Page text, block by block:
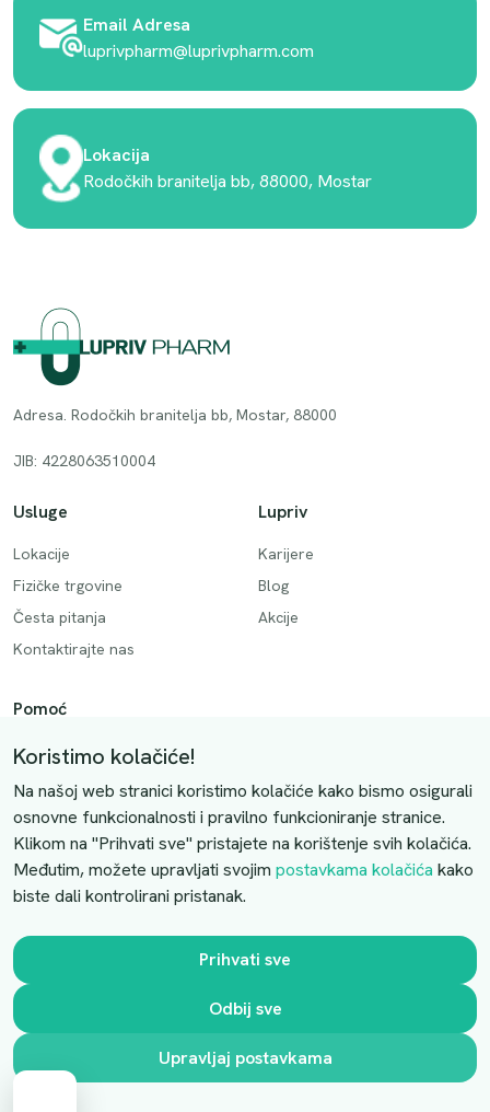
Email Adresa
luprivpharm@luprivpharm.com
Lokacija
Rodočkih branitelja bb, 88000, Mostar
Adresa. Rodočkih branitelja bb, Mostar, 88000
JIB: 4228063510004
Usluge
Lokacije
Fizičke trgovine
Česta pitanja
Kontaktirajte nas
Lupriv
Karijere
Blog
Akcije
Pomoć
Način plaćanja
Dostava
Povrati i otkazivanje
Uslovi kupovine
Kontaktirajte nas
Slobodno nas kontaktirajte putem e-maila:
luprivpharm@luprivpharm.com
Ova stranica je zaštićena reCAPTCHA sustavom
Koristimo kolačiće!
Na našoj web stranici koristimo kolačiće kako bismo osigurali
osnovne funkcionalnosti i pravilno funkcioniranje stranice.
Klikom na "Prihvati sve" pristajete na korištenje svih kolačića.
Međutim, možete upravljati svojim postavkama kolačića kako
biste dali kontrolirani pristanak.
Prihvati sve
Odbij sve
Upravljaj postavkama